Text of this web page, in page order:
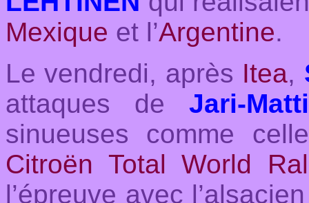
Mexique et l’Argentine.
Le vendredi, après Itea,
attaques de Jari-
sinueuses comme
Citroën Total World
l’épreuve avec